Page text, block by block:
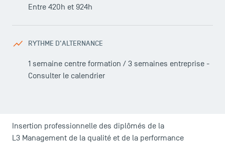
Entre 420h et 924h
RYTHME D'ALTERNANCE
1 semaine centre formation / 3 semaines entreprise -
Consulter le calendrier
Insertion professionnelle des diplômés de la
L3 Management de la qualité et de la performance